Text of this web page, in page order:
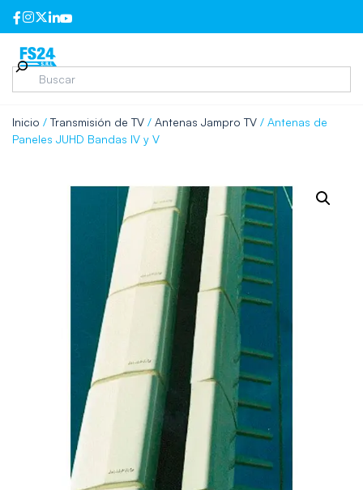
Inicio / Transmisión de TV / Antenas Jampro TV / Antenas de
Paneles JUHD Bandas IV y V